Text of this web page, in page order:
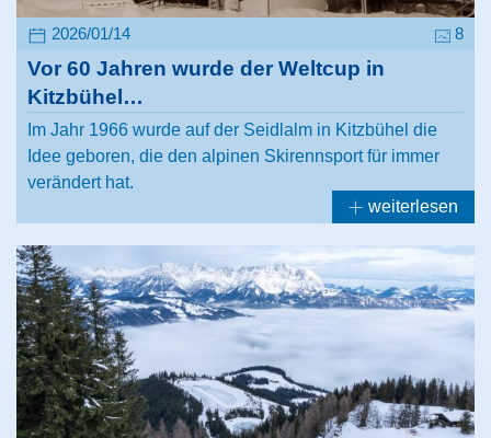
2026/01/14 8
Vor 60 Jahren wurde der Weltcup in
Kitzbühel…
Im Jahr 1966 wurde auf der Seidlalm in Kitzbühel die
Idee geboren, die den alpinen Skirennsport für immer
verändert hat.
weiterlesen